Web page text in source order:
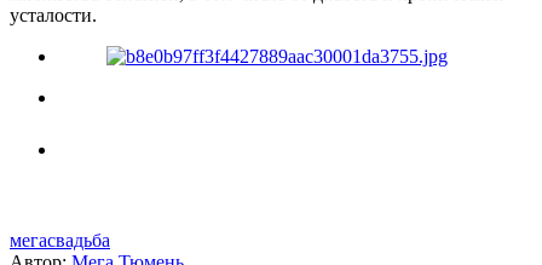
усталости.
мегасвадьба